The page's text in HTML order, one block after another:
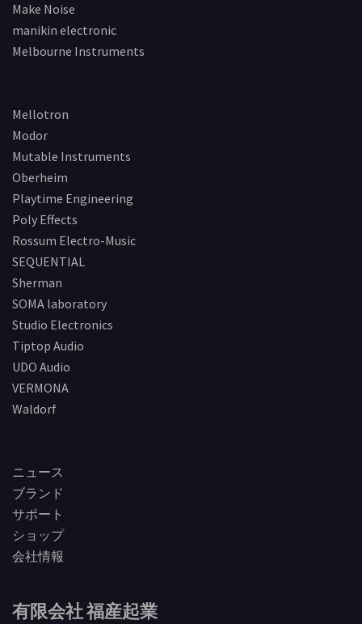
Make Noise
manikin electronic
Melbourne Instruments
Mellotron
Modor
Mutable Instruments
Oberheim
Playtime Engineering
Poly Effects
Rossum Electro-Music
SEQUENTIAL
Sherman
SOMA laboratory
Studio Electronics
Tiptop Audio
UDO Audio
VERMONA
Waldorf
ニュース
ブランド
サポート
ショップ
会社情報
有限会社 福産起業